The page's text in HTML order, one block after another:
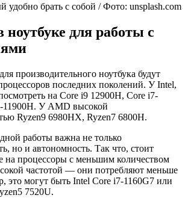
удобно брать с собой / Фото: unsplash.com
ноутбуке для работы с
производительного ноутбука будут
последних поколений. У Intel,
на Core i9 12900H, Сore i7-
У AMD высокой
Ryzen9 6980HX, Ryzen7 6800H.
работы важна не только
но и автономность. Так что, стоит
на процессоры с меньшим количеством
частотой — они потребляют меньше
это могут быть Intel Core i7-1160G7 или
7520U.